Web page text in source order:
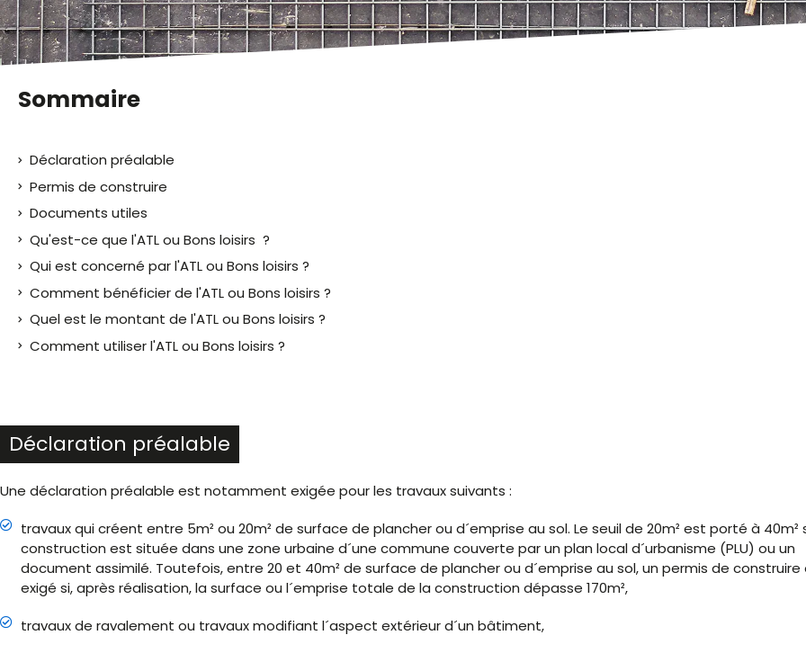
qui
utilisent
un
d'écran ;
Ctrl-
F10
ouvrir
menu
Sommaire
Déclaration préalable
Permis de construire
Documents utiles
Qu'est-ce que l'ATL ou Bons loisirs ?
Qui est concerné par l'ATL ou Bons loisirs ?
Comment bénéficier de l'ATL ou Bons loisirs ?
Quel est le montant de l'ATL ou Bons loisirs ?
Comment utiliser l'ATL ou Bons loisirs ?
Déclaration préalable
Une déclaration préalable est notamment exigée pour les travaux suivants :
travaux qui créent entre 5m² ou 20m² de surface de plancher ou d´emprise au sol. Le seuil de 20m² est porté à 40m²
construction est située dans une zone urbaine d´une commune couverte par un plan local d´urbanisme (PLU) ou un
document assimilé. Toutefois, entre 20 et 40m² de surface de plancher ou d´emprise au sol, un permis de construire
exigé si, après réalisation, la surface ou l´emprise totale de la construction dépasse 170m²,
travaux de ravalement ou travaux modifiant l´aspect extérieur d´un bâtiment,